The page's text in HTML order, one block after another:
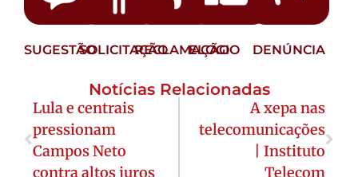
SUGESTÃOSOLICITAÇÃORECLAMAÇÃO
ELOGIO DENÚNCIA
Notícias Relacionadas
Lula e centrais
pressionam
Campos Neto
contra altos juros
A xepa nas
telecomunicações
| Instituto
Telecom